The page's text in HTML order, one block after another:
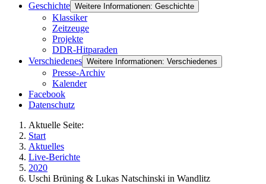
Geschichte Weitere Informationen: Geschichte
Klassiker
Zeitzeuge
Projekte
DDR-Hitparaden
Verschiedenes Weitere Informationen: Verschiedenes
Presse-Archiv
Kalender
Facebook
Datenschutz
Aktuelle Seite:
Start
Aktuelles
Live-Berichte
2020
Uschi Brüning & Lukas Natschinski in Wandlitz